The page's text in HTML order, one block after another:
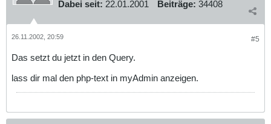
Dabei seit: 22.01.2001 Beiträge: 34408
#5
26.11.2002, 20:59
Das setzt du jetzt in den Query.
lass dir mal den php-text in myAdmin anzeigen.